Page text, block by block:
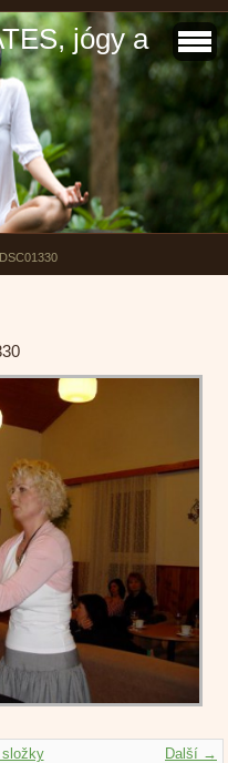
jógy a
DSC01330
Další →